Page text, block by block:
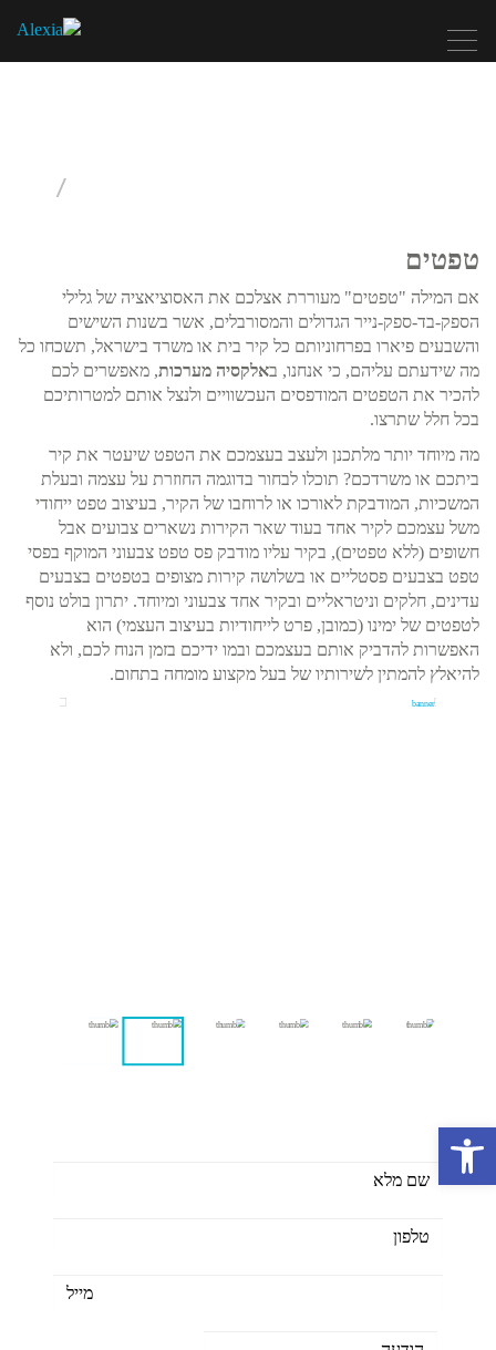
Toggle
navigation
טפטים
אם המילה "טפטים" מעוררת אצלכם את האסוציאציה של גלילי
הספק-בד-ספק-נייר הגדולים והמסורבלים, אשר בשנות השישים
והשבעים פיארו בפרחוניותם כל קיר בית או משרד בישראל, תשכחו כל
מה שידעתם עליהם, כי אנחנו, באלקסיה מערכות, מאפשרים לכם
להכיר את הטפטים המודפסים העכשוויים ולנצל אותם למטרותיכם
בכל חלל שתרצו.
מה מיוחד יותר מלתכנן ולעצב בעצמכם את הטפט שיעטר את קיר
ביתכם או משרדכם? תוכלו לבחור בדוגמה החוזרת על עצמה ובעלת
המשכיות, המודבקת לאורכו או לרוחבו של הקיר, בעיצוב טפט ייחודי
משל עצמכם לקיר אחד בעוד שאר הקירות נשארים צבועים אבל
חשופים (ללא טפטים), בקיר עליו מודבק פס טפט צבעוני המוקף בפסי
טפט בצבעים פסטליים או בשלושה קירות מצופים בטפטים בצבעים
עדינים, חלקים וניטראליים ובקיר אחד צבעוני ומיוחד. יתרון בולט נוסף
לטפטים של ימינו (כמובן, פרט לייחודיות בעיצוב העצמי) הוא
האפשרות להדביק אותם בעצמכם ובמו ידיכם בזמן הנוח לכם, ולא
להיאלץ להמתין לשירותיו של בעל מקצוע מומחה בתחום.
כאן לרשותכם ליצור יחדיו צבעוניות
פתח סרגל נגישות